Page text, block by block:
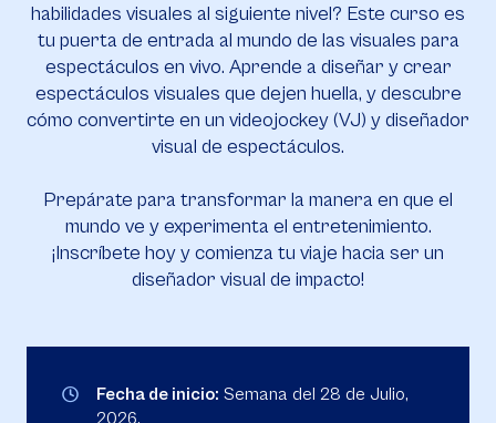
habilidades visuales al siguiente nivel? Este curso es
tu puerta de entrada al mundo de las visuales para
espectáculos en vivo. Aprende a diseñar y crear
espectáculos visuales que dejen huella, y descubre
cómo convertirte en un videojockey (VJ) y diseñador
visual de espectáculos.
Prepárate para transformar la manera en que el
mundo ve y experimenta el entretenimiento.
¡Inscríbete hoy y comienza tu viaje hacia ser un
diseñador visual de impacto!
Fecha de inicio: Semana del 28 de Julio,
2026.